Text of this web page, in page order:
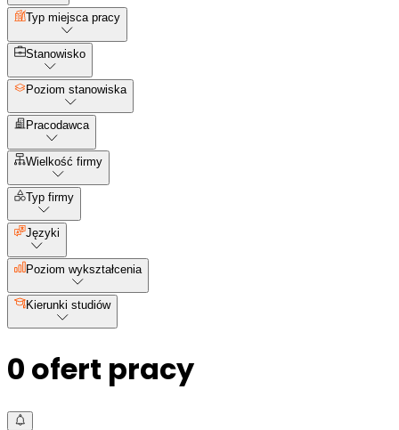
Typ miejsca pracy
Stanowisko
Poziom stanowiska
Pracodawca
Wielkość firmy
Typ firmy
Języki
Poziom wykształcenia
Kierunki studiów
0 ofert pracy